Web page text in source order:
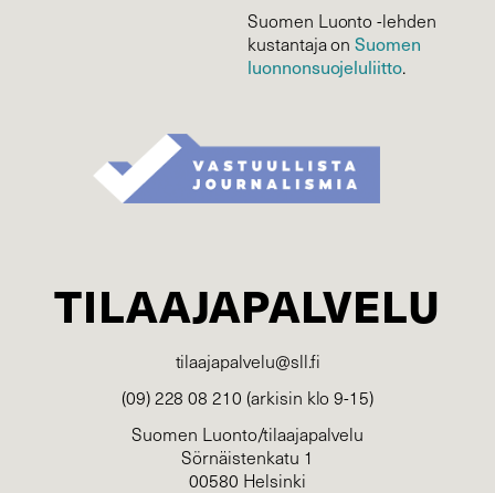
Suomen Luonto -lehden
kustantaja onSuomen
luonnonsuojelu­liitto.
TILAAJAPALVELU
tilaajapalvelu@sll.fi
(09) 228 08 210 (arkisin klo 9-15)
Suomen Luonto/tilaajapalvelu
Sörnäistenkatu 1
00580 Helsinki